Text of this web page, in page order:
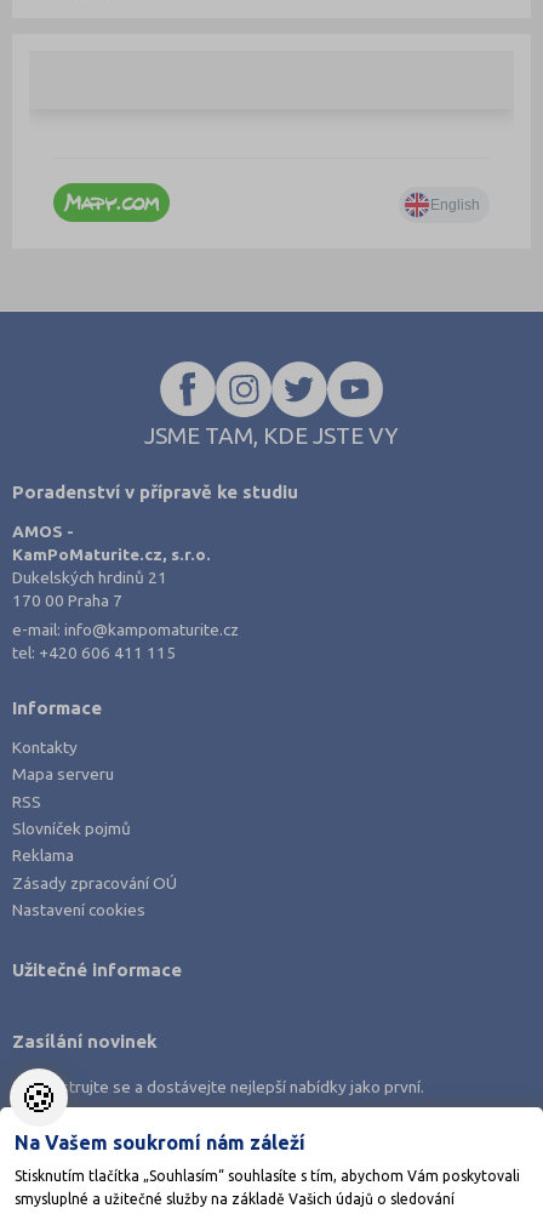
JSME TAM, KDE JSTE VY
Poradenství v přípravě ke studiu
AMOS -
KamPoMaturite.cz, s.r.o.
Dukelských hrdinů 21
170 00 Praha 7
e-mail:info@kampomaturite.cz
tel: +420 606 411 115
Informace
Kontakty
Mapa serveru
RSS
Slovníček pojmů
Reklama
Zásady zpracování OÚ
Nastavení cookies
Užitečné informace
Zasílání novinek
Zaregistrujte se a dostávejte nejlepší nabídky jako první.
🍪
Na Vašem soukromí nám záleží
Stisknutím tlačítka „Souhlasím“ souhlasíte s tím, abychom Vám poskytovali
smysluplné a užitečné služby na základě Vašich údajů o sledování